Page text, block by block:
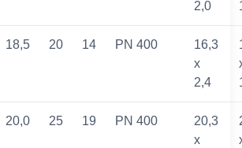
2,0
18,5 20 14 PN 400
16,3
x
2,4
20,0 25 19 PN 400
20,3
x